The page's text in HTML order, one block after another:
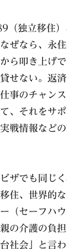
（独立移住
ぜなら、永
ら叩き上げ
せない。返
事のチャン
、それをサ
戦情報など
ザでも同じ
住、世界的
（セーフハ
の介護の負
社会」と言